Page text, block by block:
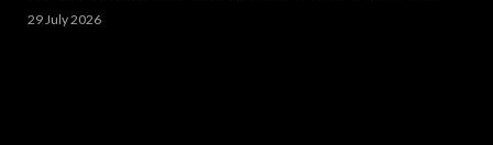
29 July 2026